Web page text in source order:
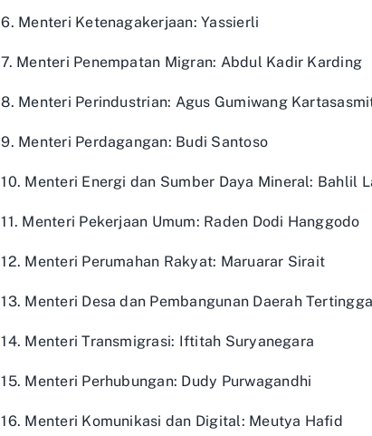
6. Menteri Ketenagakerjaan: Yassierli
7. Menteri Penempatan Migran: Abdul Kadir Karding
8. Menteri Perindustrian: Agus Gumiwang
9. Menteri Perdagangan: Budi Santoso
10. Menteri Energi dan Sumber Daya Mineral: Bahlil
11. Menteri Pekerjaan Umum: Raden Dodi Hanggodo
12. Menteri Perumahan Rakyat: Maruarar Sirait
13. Menteri Desa dan Pembangunan Daerah
14. Menteri Transmigrasi: Iftitah Suryanegara
15. Menteri Perhubungan: Dudy Purwagandhi
16. Menteri Komunikasi dan Digital: Meutya Hafid